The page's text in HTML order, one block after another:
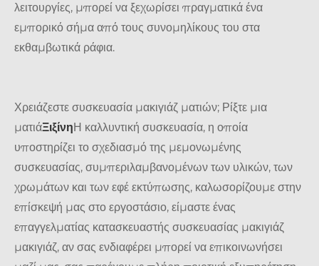
λειτουργίες, μπορεί να ξεχωρίσει πραγματικά ένα
εμπορικό σήμα από τους συνομηλίκους του στα
εκθαμβωτικά ράφια.
Χρειάζεστε συσκευασία μακιγιάζ ματιών; Ρίξτε μια
ματιάΞιξίνηΗ καλλυντική συσκευασία, η οποία
υποστηρίζει το σχεδιασμό της μεμονωμένης
συσκευασίας, συμπεριλαμβανομένων των υλικών, των
χρωμάτων και των εφέ εκτύπωσης, καλωσορίζουμε στην
επίσκεψή μας στο εργοστάσιο, είμαστε ένας
επαγγελματίας κατασκευαστής συσκευασίας μακιγιάζ
μακιγιάζ, αν σας ενδιαφέρει μπορεί να επικοινωνήσει